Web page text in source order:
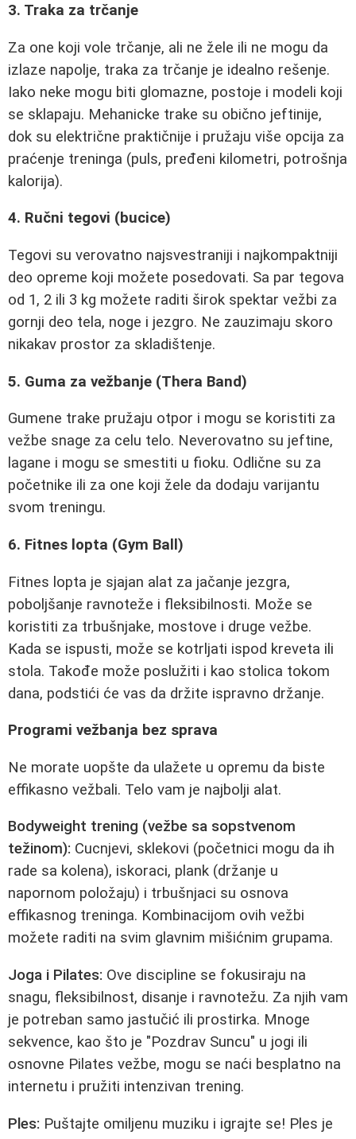
3. Traka za trčanje
Za one koji vole trčanje, ali ne žele ili ne mogu da
izlaze napolje, traka za trčanje je idealno rešenje.
Iako neke mogu biti glomazne, postoje i modeli koji
se sklapaju. Mehanicke trake su obično jeftinije,
dok su električne praktičnije i pružaju više opcija za
praćenje treninga (puls, pređeni kilometri, potrošnja
kalorija).
4. Ručni tegovi (bucice)
Tegovi su verovatno najsvestraniji i najkompaktniji
deo opreme koji možete posedovati. Sa par tegova
od 1, 2 ili 3 kg možete raditi širok spektar vežbi za
gornji deo tela, noge i jezgro. Ne zauzimaju skoro
nikakav prostor za skladištenje.
5. Guma za vežbanje (Thera Band)
Gumene trake pružaju otpor i mogu se koristiti za
vežbe snage za celu telo. Neverovatno su jeftine,
lagane i mogu se smestiti u fioku. Odlične su za
početnike ili za one koji žele da dodaju varijantu
svom treningu.
6. Fitnes lopta (Gym Ball)
Fitnes lopta je sjajan alat za jačanje jezgra,
poboljšanje ravnoteže i fleksibilnosti. Može se
koristiti za trbušnjake, mostove i druge vežbe.
Kada se ispusti, može se kotrljati ispod kreveta ili
stola. Takođe može poslužiti i kao stolica tokom
dana, podstići će vas da držite ispravno držanje.
Programi vežbanja bez sprava
Ne morate uopšte da ulažete u opremu da biste
effikasno vežbali. Telo vam je najbolji alat.
Bodyweight trening (vežbe sa sopstvenom
težinom): Cucnjevi, sklekovi (početnici mogu da ih
rade sa kolena), iskoraci, plank (držanje u
napornom položaju) i trbušnjaci su osnova
effikasnog treninga. Kombinacijom ovih vežbi
možete raditi na svim glavnim mišićnim grupama.
Joga i Pilates: Ove discipline se fokusiraju na
snagu, fleksibilnost, disanje i ravnotežu. Za njih vam
je potreban samo jastučić ili prostirka. Mnoge
sekvence, kao što je "Pozdrav Suncu" u jogi ili
osnovne Pilates vežbe, mogu se naći besplatno na
internetu i pružiti intenzivan trening.
Ples: Puštajte omiljenu muziku i igrajte se! Ples je